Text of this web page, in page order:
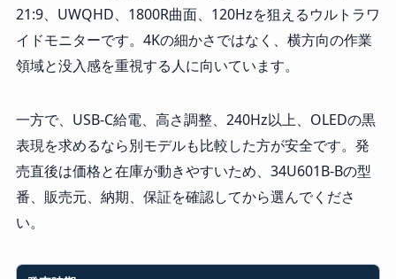
21:9、UWQHD、1800R曲面、120Hzを狙えるウルトラワ
イドモニターです。4Kの細かさではなく、横方向の作業
領域と没入感を重視する人に向いています。
一方で、USB-C給電、高さ調整、240Hz以上、OLEDの黒
表現を求めるなら別モデルも比較した方が安全です。発
売直後は価格と在庫が動きやすいため、34U601B-Bの型
番、販売元、納期、保証を確認してから選んでくださ
い。